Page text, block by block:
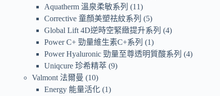
Aquatherm 溫泉柔敏系列
11
Corrective 童顏美塑祛紋系列
5
Global Lift 4D逆時空緊緻提升系列
4
Power C+ 勁量維生素C+系列
1
Power Hyaluronic 勁量至尊透明質酸系列
4
Uniqcure 珍希精萃 9
Valmont 法爾曼
10
Energy 能量活化 1